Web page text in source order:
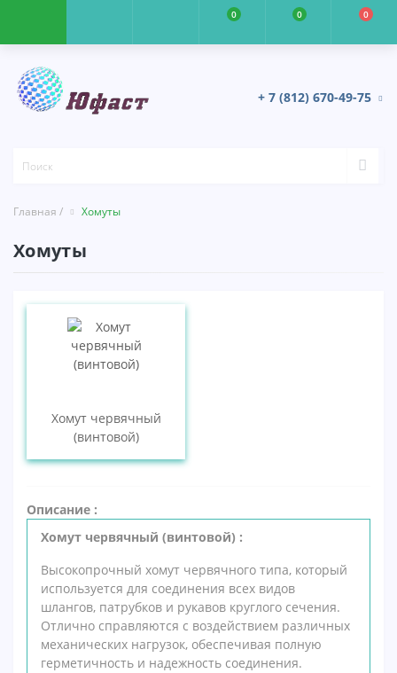
0 0 0
+ 7 (812) 670-49-75
Главная / Хомуты
Хомуты
Хомут червячный
(винтовой)
Описание :
Хомут червячный (винтовой) :
Высокопрочный хомут червячного типа, который
используется для соединения всех видов
шлангов, патрубков и рукавов круглого сечения.
Отлично справляются с воздействием различных
механических нагрузок, обеспечивая полную
герметичность и надежность соединения.